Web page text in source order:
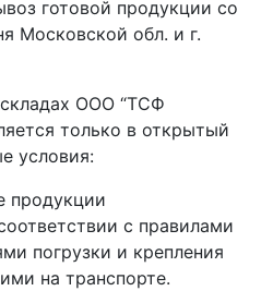
готовой продукции со
Московской обл. и г.
ООО “ТСФ
только в открытый
условия:
продукции
с правилами
погрузки и крепления
на транспорте.